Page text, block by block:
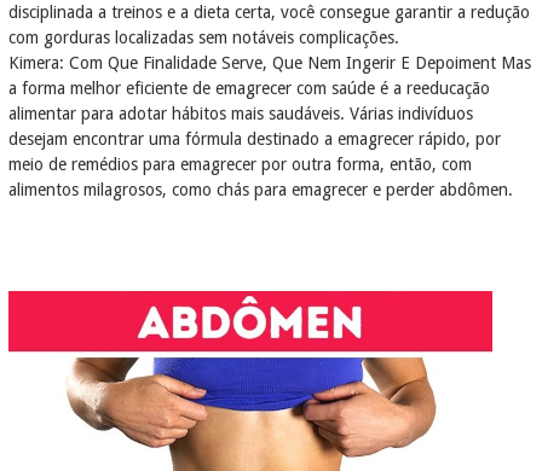
disciplinada a treinos e a dieta certa, você consegue garantir a redução
com gorduras localizadas sem notáveis complicações.
Kimera: Com Que Finalidade Serve, Que Nem Ingerir E Depoiment Mas
a forma melhor eficiente de emagrecer com saúde é a reeducação
alimentar para adotar hábitos mais saudáveis. Várias indivíduos
desejam encontrar uma fórmula destinado a emagrecer rápido, por
meio de remédios para emagrecer por outra forma, então, com
alimentos milagrosos, como chás para emagrecer e perder abdômen.